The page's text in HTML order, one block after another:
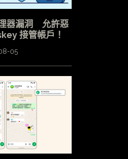
器漏洞 允許惡
接管帳戶！
05